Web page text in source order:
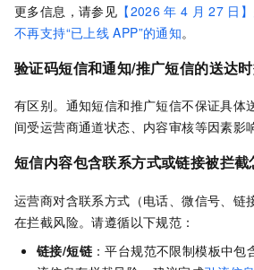
更多信息，请参见 【2026 年 4 月 27 日
不再支持“已上线 APP”的通知。
验证码短信和通知/推广短信的送达
有区别。通知短信和推广短信不保证具体
间受运营商通道状态、内容审核等因素影
短信内容包含联系方式或链接被拦截
运营商对含联系方式（电话、微信号、链
在拦截风险。请遵循以下规范：
链接/短链 ：平台规范不限制模板中包